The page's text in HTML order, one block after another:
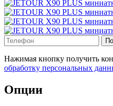
Нажимая кнопку получить
обработку персональных
Опции